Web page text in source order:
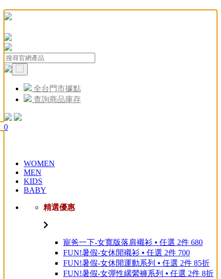
全台門市據點
查詢商品庫存
0
WOMEN
MEN
KIDS
BABY
精選優惠
寵爸一下-女寬版落肩襯衫 ⦁ 任選 2件 680
FUN!暑假-女休閒襯衫 ⦁ 任選 2件 700
FUN!暑假-女休閒運動系列 ⦁ 任選 2件 85折
FUN!暑假-女彈性縲縈褲系列 ⦁ 任選 2件 8折